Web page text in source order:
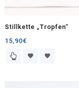
Stillkette „Tropfen“
15,90€